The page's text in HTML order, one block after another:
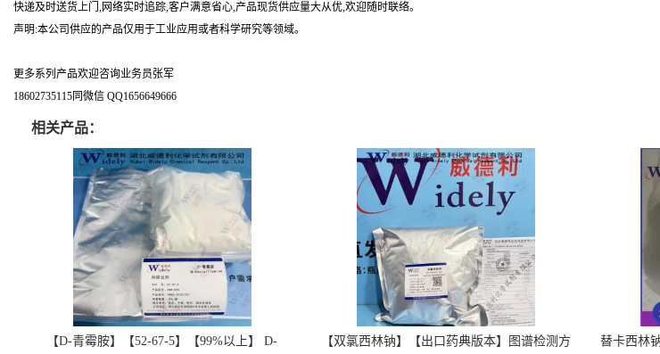
快递及时送货上门,网络实时追踪,客户满意省心,产品现货供应量大从优,欢迎随时联络。
声明:本公司供应的产品仅用于工业应用或者科学研究等领域。
更多系列产品欢迎咨询业务员张军
18602735115同微信 QQ1656649666
相关产品：
【D-青霉胺】【52-67-5】【99%以上】 D- 【双氯西林钠】【出口药典版本】图谱检测方 替卡西林